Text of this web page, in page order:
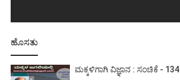
ಹೊಸತು
ಮಕ್ಕಳಿಗಾಗಿ ವಿಜ್ಞಾನ : ಸಂಚಿಕೆ - 134